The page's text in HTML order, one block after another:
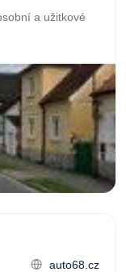
a užitkové
auto68.cz